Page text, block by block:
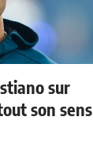
sur
son sens